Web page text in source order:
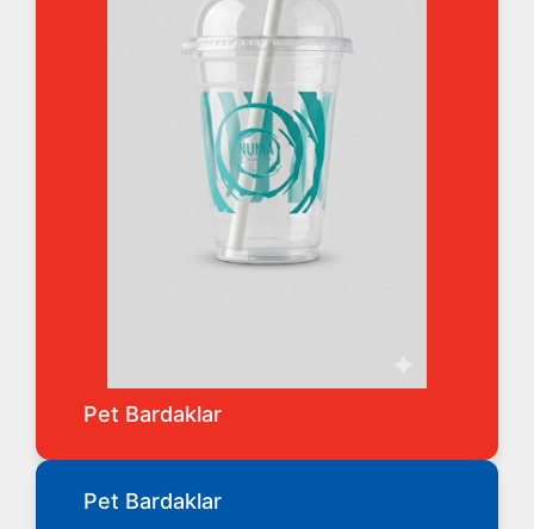
Pet Bardaklar
Pet Bardaklar